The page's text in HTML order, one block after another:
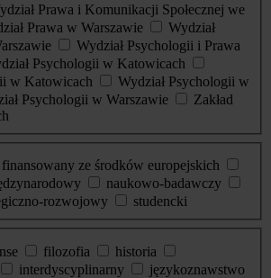
Prawa i Komunikacji Społecznej we
Prawa w Warszawie
Wydział
Wydział Psychologii i Prawa
Psychologii w Katowicach
w Katowicach
Wydział Psychologii w
Psychologii w Warszawie
Zakład
finansowany ze środków europejskich
naukowo-badawczy
rozwojowy
studencki
filozofia
historia
interdyscyplinarny
językoznawstwo